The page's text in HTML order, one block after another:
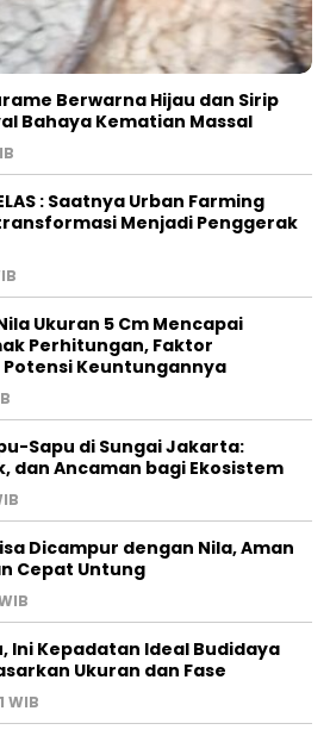
Berwarna Hijau dan Sirip
Bahaya Kematian Massal
: Saatnya Urban Farming
Menjadi Penggerak
Ukuran 5 Cm Mencapai
Perhitungan, Faktor
Keuntungannya
Sapu di Sungai Jakarta:
dan Ancaman bagi Ekosistem
Dicampur dengan Nila, Aman
Cepat Untung
Ini Kepadatan Ideal Budidaya
Ukuran dan Fase
WIB